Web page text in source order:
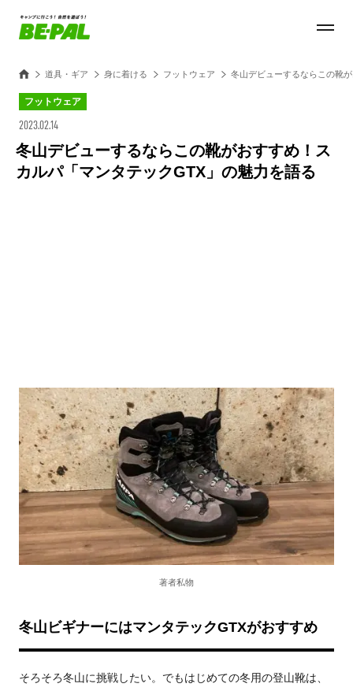
道具・ギア 身に着ける フットウェア 冬山デビューするならこの靴
フットウェア
2023.02.14
冬山デビューするならこの靴がおすすめ！ス
カルパ「マンタテックGTX」の魅力を語る
著者私物
冬山ビギナーにはマンタテックGTXがおすすめ
そろそろ冬山に挑戦したい。でもはじめての冬用の登山靴は、